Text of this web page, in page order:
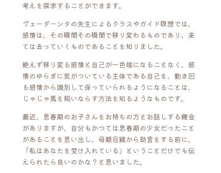
考えを探求することができます。
ヴェーダーンタの先生によるクラスやガイド瞑想では、
感情は、その瞬間その瞬間で移り変わるものであり、来
ては去っていくものであることを知りました。
絶えず移り変る感情と自己が一色端になることなく、感
情のゆらぎに気がついている主体である自己を、動き回
る感情から識別して保っていられるようになることは、
じゃじゃ馬を飼いならす方法を知るようなものです。
最近、思春期のお子さんをお持ちの方とお話しする機会
がありますが、自分もかつては思春期の少女だったこと
があることを思い出し、母親目線から助言をする前に、
「私はあなたを受け入れている」ということだけでも伝
えられたら良いのかな？と思いました。